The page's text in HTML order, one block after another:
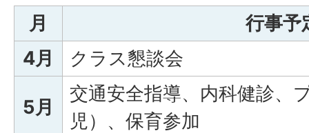
月
行事予
4月
クラス懇談会
5月
交通安全指導、内科健診、
児）、保育参加